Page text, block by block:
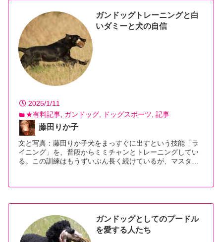
ガンドッグトレーニングと白
いダミーと犬の自信
2025/1/11
★有料記事 ガンドッグ ドッグスポーツ 記事
藤田りか子
文と写真：藤田りか子犬をまっすぐに出すという技能「ラ
イニング」を、普段からミミチャンとトレーニングしてい
る。この訓練はもうずいぶん長く続けているが、マスタ…
ガンドッグとしてのプードル
を愛する人たち